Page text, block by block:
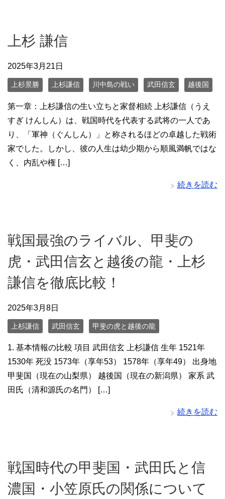
上杉 謙信
2025年3月21日
上杉景勝 上杉謙信 川中島の戦い 武田信玄 越後国
第一章：上杉謙信の生い立ちと家督相続 上杉謙信（うえ
すぎ けんしん）は、戦国時代を代表する武将の一人であ
り、「軍神（ぐんしん）」と称されるほどの卓越した戦術
家でした。しかし、彼の人生は幼少期から順風満帆ではな
く、内乱や権 […]
続きを読む
戦国最強のライバル、甲斐の
虎・武田信玄と越後の龍・上杉
謙信を徹底比較！
2025年3月8日
上杉謙信 武田信玄 甲斐の虎と越後の龍
1. 基本情報の比較 項目 武田信玄 上杉謙信 生年 1521年
1530年 死没 1573年（享年53） 1578年（享年49） 出身地
甲斐国（現在の山梨県） 越後国（現在の新潟県） 家系 武
田氏（清和源氏の名門） […]
続きを読む
戦国時代の甲斐国・武田氏と信
濃国・小笠原氏の関係について